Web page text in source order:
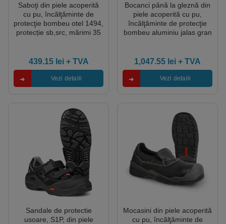
Saboţi din piele acoperită
cu pu, încălţăminte de
protecţie bombeu otel 1494,
protecție sb,src, mărimi 35
439.15 lei+ TVA
Vezi detalii
Bocanci până la gleznă din
piele acoperită cu pu,
încălţăminte de protecţie
bombeu aluminiu jalas gran
mărimi 35 – 50, culoare
negru,gri,galben
1,047.55 lei + TVA
Vezi detalii
Sandale de protectie
usoare, S1P, din piele
Mocasini din piele acoperită
cu pu, încălţăminte de